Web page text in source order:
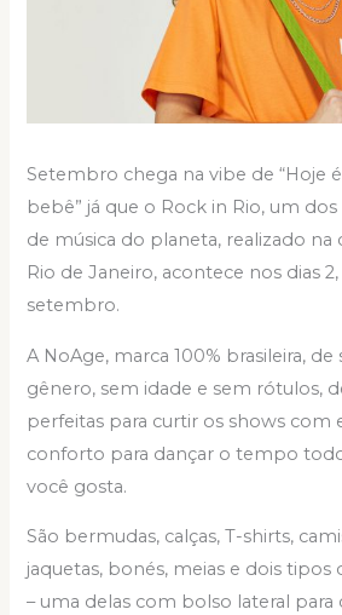
Setembro chega na vibe de “Hoje
bebê” já que o Rock in Rio, um
de música do planeta, realizado na
Rio de Janeiro, acontece nos dias 2,
setembro.
A NoAge, marca 100% brasileira,
gênero, sem idade e sem rótulos,
perfeitas para curtir os shows com
conforto para dançar o tempo
você gosta.
São bermudas, calças, T-shirts,
jaquetas, bonés, meias e dois tipos
– uma delas com bolso lateral para